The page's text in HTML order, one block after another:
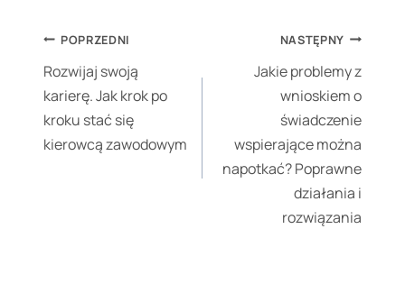
Nawigacja
POPRZEDNI
Rozwijaj swoją
karierę. Jak krok po
kroku stać się
kierowcą zawodowym
NASTĘPNY
Jakie problemy z
wnioskiem o
świadczenie
wspierające można
napotkać? Poprawne
działania i
rozwiązania